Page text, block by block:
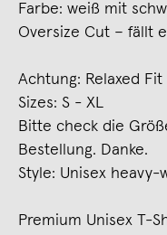
Farbe: weiß mit
Oversize Cut – fällt
Achtung: Relaxed
Sizes: S - XL
Bitte check die
Bestellung. Danke.
Style: Unisex
Premium Unisex T-